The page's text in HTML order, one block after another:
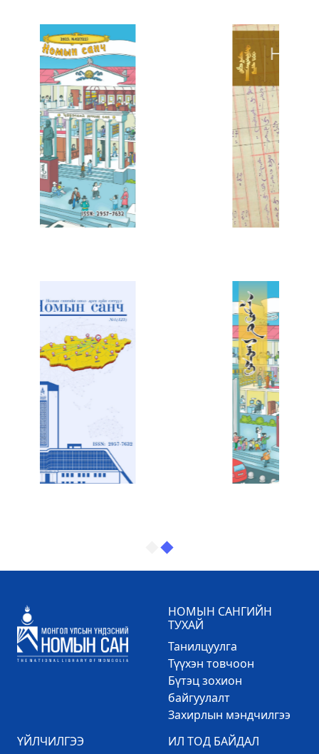
НОМЫН САНГИЙН
ТУХАЙ
Танилцуулга
Түүхэн товчоон
Бүтэц зохион
байгуулалт
Захирлын мэндчилгээ
ҮЙЛЧИЛГЭЭ
ИЛ ТОД БАЙДАЛ